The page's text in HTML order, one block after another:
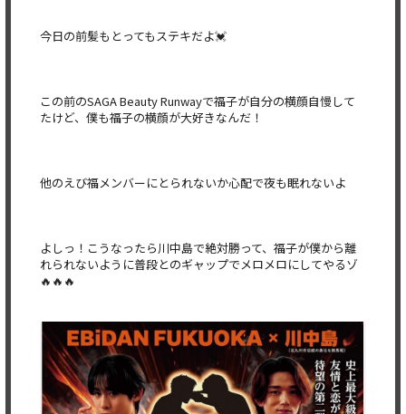
今日の前髪もとってもステキだよ💓
この前のSAGA Beauty Runwayで福子が自分の横顔自慢して
たけど、僕も福子の横顔が大好きなんだ！
他のえび福メンバーにとられないか心配で夜も眠れないよ
よしっ！こうなったら川中島で絶対勝って、福子が僕から離
れられないように普段とのギャップでメロメロにしてやるゾ
🔥🔥🔥